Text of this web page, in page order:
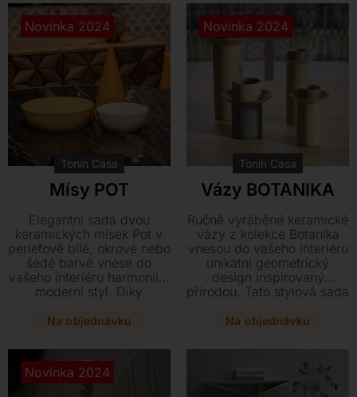
matnou barvu ze vzorníku
RAL ve třech různých
velikostech.
rostliny.
Novinka 2024
Tonin Casa
Mísy POT
Elegantní sada dvou
keramických misek Pot v
perleťově bílé, okrové nebo
šedé barvě vnese do
vašeho interiéru harmonii a
moderní styl. Díky
zpracování a dvěma
skvěle hodí pro
každodenní stolování i
slavnostní příležitosti.
Na objednávku
Novinka 2024
Tonin Casa
Vázy BOTANIKA
Ručně vyráběné keramické
vázy z kolekce Botanika
vnesou do vašeho interiéru
unikátní geometrický
design inspirovaný
přírodou. Tato stylová sada
barevných kombinacích a
Na objednávku
Novinka 2024